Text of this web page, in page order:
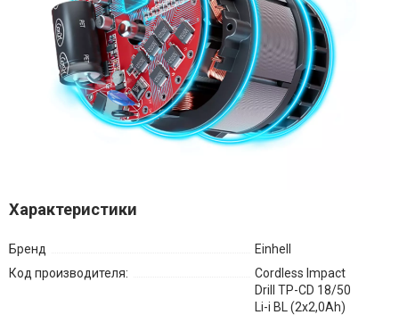
Характеристики
Бренд
Einhell
Код производителя:
Cordless Impact
Drill TP-CD 18/50
Li-i BL (2x2,0Ah)